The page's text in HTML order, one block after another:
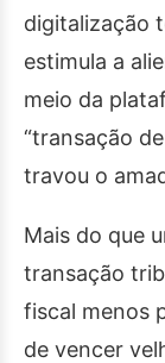
digitalização
estimula a
meio da
“transação
travou o
Mais do que
transação
fiscal menos
de vencer